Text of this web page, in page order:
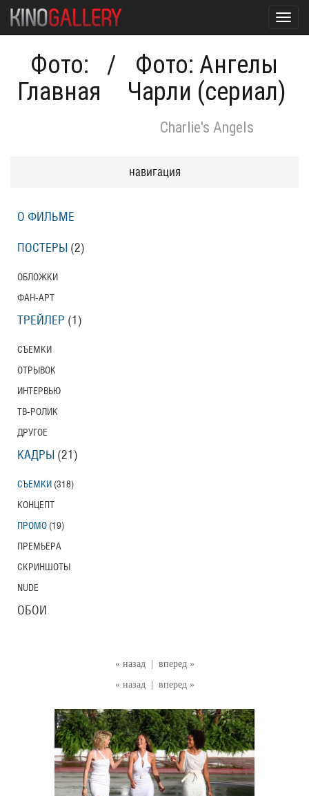
Фото:
Главная
/
Фото: Ангелы
Чарли (сериал)
Charlie's Angels
« назад
вперед »
« назад
вперед »
навигация
О ФИЛЬМЕ
ПОСТЕРЫ (2)
ОБЛОЖКИ
ФАН-АРТ
ТРЕЙЛЕР (1)
СЪЕМКИ
ОТРЫВОК
ИНТЕРВЬЮ
ТВ-РОЛИК
ДРУГОЕ
КАДРЫ (21)
СЪЕМКИ (318)
КОНЦЕПТ
ПРОМО (19)
ПРЕМЬЕРА
СКРИНШОТЫ
NUDE
ОБОИ